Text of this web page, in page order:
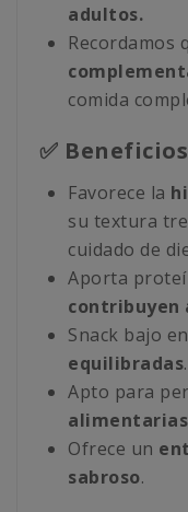
adultos.
Recordamos
comida
✅
Favorece la
su textura
cuidado de
Aporta
contribuyen
Snack bajo
equilibradas.
Apto para
alimentarias
Ofrece un
sabroso.